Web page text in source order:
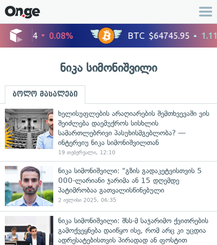
ნიკა სიმონიშვილი
ბოლო მასალები
ხელისუფლების არაღიარების შემთხვევაში ვის
შეიძლება დაემუქროს სისხლის
სამართლებრივი პასუხისმგებლობა? —
ინტერვიუ ნიკა სიმონიშვილთან
19 თებერვალი, 12:10
ნიკა სიმონიშვილი: "გზის გადაკეტვისთვის 5
000-ლარიანი ჯარიმა ან 15 დღემდე
პატიმრობაა გათვალისწინებული
2 ივლისი 2025, 06:35
ნიკა სიმონიშვილი: შსს-მ საჯარიმო ქვითრების
გამოქვეყნება დაიწყო ისე, რომ არც კი უცდია
ადრესატებისთვის პირადად ან ფოსტით